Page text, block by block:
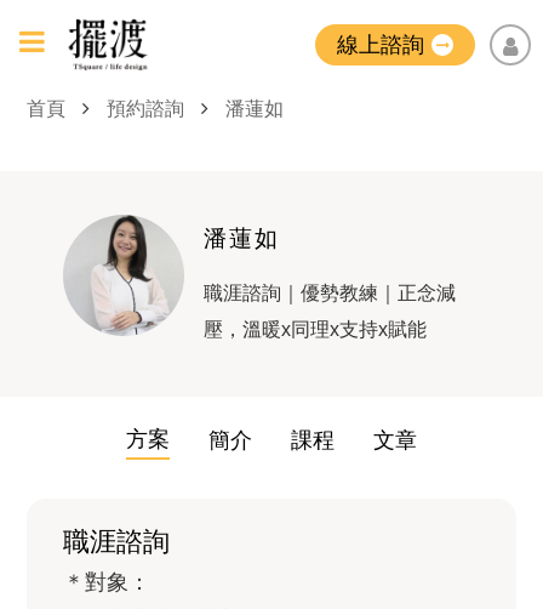
線上諮詢
首頁 預約諮詢 潘蓮如
潘蓮如
職涯諮詢｜優勢教練｜正念減
壓，溫暖x同理x支持x賦能
方案 簡介 課程 文章
職涯諮詢
＊對象：